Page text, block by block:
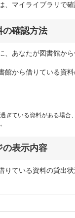
マイライブラリで確
の確認方法
、あなたが図書館か
館から借りている資
ぎている資料がある場合
の表示内容
りている資料の貸出